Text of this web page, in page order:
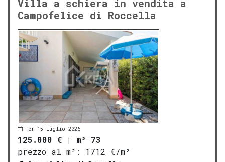
Villa a schiera in vendita a
Campofelice di Roccella
mer 15 luglio 2026
125.000 € | m² 73
prezzo al m²:
1712 €/m²